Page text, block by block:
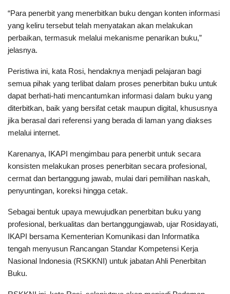
“Para penerbit yang menerbitkan buku dengan konten informasi
yang keliru tersebut telah menyatakan akan melakukan
perbaikan, termasuk melalui mekanisme penarikan buku,”
jelasnya.
Peristiwa ini, kata Rosi, hendaknya menjadi pelajaran bagi
semua pihak yang terlibat dalam proses penerbitan buku untuk
dapat berhati-hati mencantumkan informasi dalam buku yang
diterbitkan, baik yang bersifat cetak maupun digital, khususnya
jika berasal dari referensi yang berada di laman yang diakses
melalui internet.
Karenanya, IKAPI mengimbau para penerbit untuk secara
konsisten melakukan proses penerbitan secara profesional,
cermat dan bertanggung jawab, mulai dari pemilihan naskah,
penyuntingan, koreksi hingga cetak.
Sebagai bentuk upaya mewujudkan penerbitan buku yang
profesional, berkualitas dan bertanggungjawab, ujar Rosidayati,
IKAPI bersama Kementerian Komunikasi dan Informatika
tengah menyusun Rancangan Standar Kompetensi Kerja
Nasional Indonesia (RSKKNI) untuk jabatan Ahli Penerbitan
Buku.